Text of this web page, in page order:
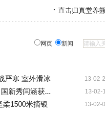
直击归真堂养
网页 新闻
13-02-
严寒 室外滑冰
13-02-
新秀闫涵获...
13-02-
柔1500米摘银